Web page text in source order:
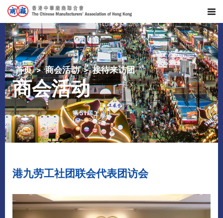
首页 商会活动 接待来访团
商会活动
港九劳工社团联会代表团访会